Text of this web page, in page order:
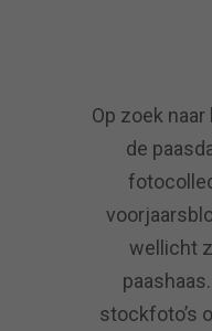
Op zoek
de
wellicht
stockfoto’s